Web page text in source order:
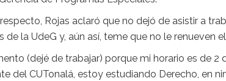
Rojas aclaró que no dejó de asistir a
de la UdeG y, aún así, teme que no le renueven
(dejé de trabajar) porque mi horario es de
del CUTonalá, estoy estudiando Derecho, en